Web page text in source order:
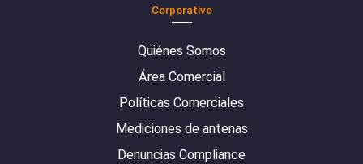
Corporativo
Quiénes Somos
Área Comercial
Políticas Comerciales
Mediciones de antenas
Denuncias Compliance